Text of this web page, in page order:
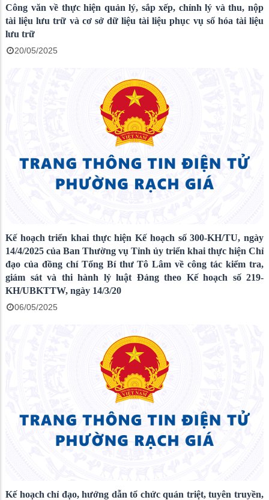
Công văn về thực hiện quản lý, sắp xếp, chỉnh lý và thu, nộp
tài liệu lưu trữ và cơ sở dữ liệu tài liệu phục vụ số hóa tài liệu
lưu trữ
20/05/2025
Kế hoạch triển khai thực hiện Kế hoạch số 300-KH/TU, ngày
14/4/2025 của Ban Thường vụ Tỉnh ủy triển khai thực hiện Chỉ
đạo của đồng chí Tổng Bí thư Tô Lâm về công tác kiểm tra,
giám sát và thi hành lỷ luật Đảng theo Kế hoạch số 219-
KH/UBKTTW, ngày 14/3/20
06/05/2025
Kế hoạch chỉ đạo, hướng dẫn tổ chức quán triệt, tuyên truyền,